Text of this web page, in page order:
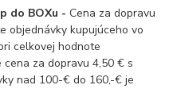
do BOXu -Cena za dopravu
objednávky kupujúceho vo
celkovej hodnote
za dopravu 4,50 € s
nad 100-€ do 160,-€ je